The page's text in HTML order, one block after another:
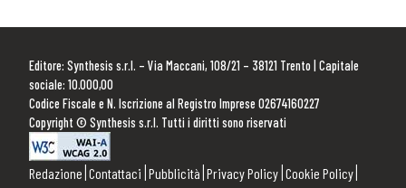
Editore: Synthesis s.r.l. – Via Maccani, 108/21 – 38121 Trento | Capitale
sociale: 10.000,00
Codice Fiscale e N. Iscrizione al Registro Imprese 02674160227
Copyright © Synthesis s.r.l. Tutti i diritti sono riservati
Redazione Contattaci Pubblicità Privacy Policy Cookie Policy